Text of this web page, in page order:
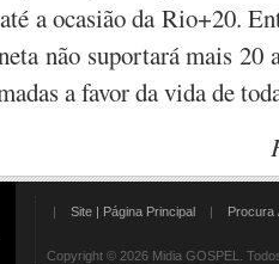
a ocasião da Rio+20.
não suportará mais 20
a favor da vida de
| Site | Página Principal | Procura
Copyright © 2026 Midia GOSPEL.